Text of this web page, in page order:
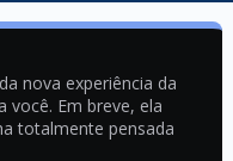
nova experiência da
você. Em breve, ela
totalmente pensada